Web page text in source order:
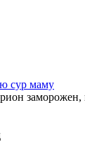
сур маму
заморожен,